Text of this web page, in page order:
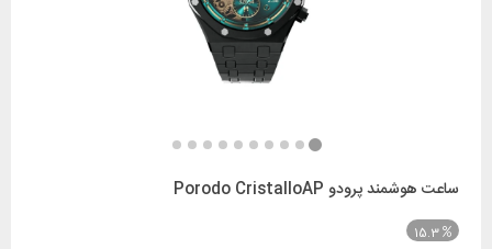
ساعت هوشمند پرودو Porodo CristalloAP
15.3